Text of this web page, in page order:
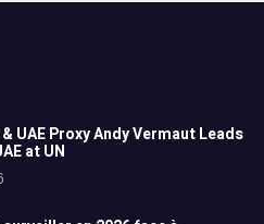
UAE Proxy Andy Vermaut Leads
at UN